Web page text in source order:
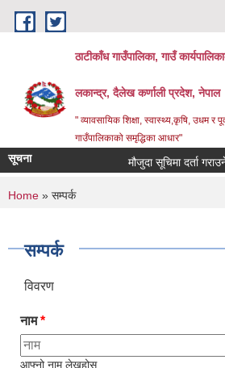
Skip to main content
ठाटीकाँध गाउँपालिका, गाउँ
लकान्द्र, दैलेख कर्णाली प्रदेश, नेपाल
" व्यावसायिक शिक्षा, स्वास्थ्य,कृषि, उधम र
गाउँपालिकाको समृद्धिका आधार"
सूचना मौजुदा सूचिमा दर्ता
You are here
Home » सम्पर्क
सम्पर्क
विवरण
नाम*
आफ्नो नाम लेख्नुहोस्